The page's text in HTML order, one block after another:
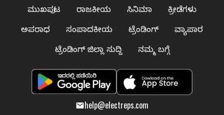
ಮುಖಪುಟ ರಾಜಕೀಯ ಸಿನಿಮಾ
ಕ್ರೀಡೆಗಳು
ಅಪರಾಧ
ಸಂಪಾದಕೀಯ ಟ್ರೆಂಡಿಂಗ್
ವ್ಯಾಪಾರ
ಟ್ರೆಂಡಿಂಗ್ ಜಿಲ್ಲಾ ಸುದ್ದಿ
ನಮ್ಮ ಬಗ್ಗೆ
help@electreps.com